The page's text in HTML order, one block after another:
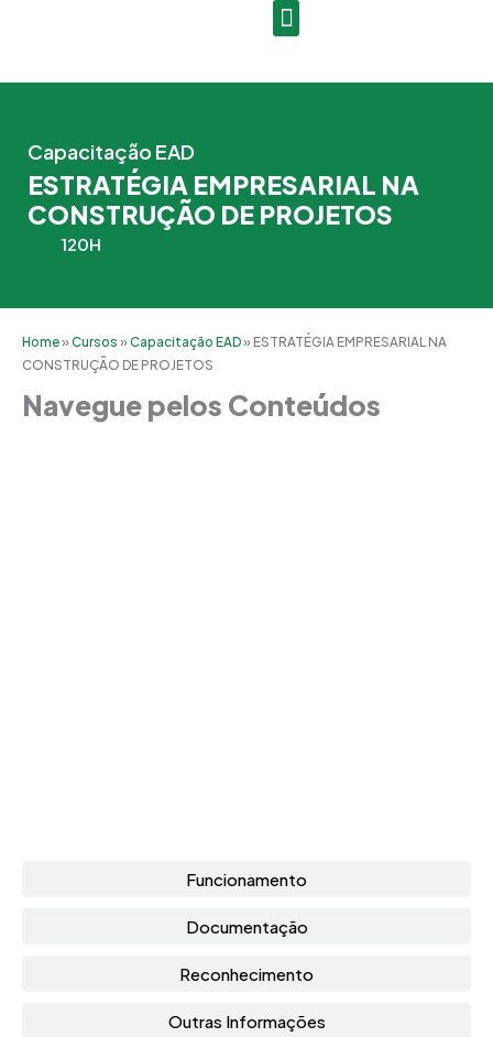
Capacitação EAD
ESTRATÉGIA EMPRESARIAL NA
CONSTRUÇÃO DE PROJETOS
120H
Home»Cursos »Capacitação EAD» ESTRATÉGIA EMPRESARIAL NA
CONSTRUÇÃO DE PROJETOS
Navegue pelos Conteúdos
Funcionamento
Documentação
Reconhecimento
Outras Informações